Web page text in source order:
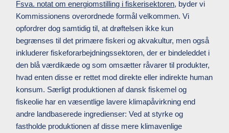
Fsva. notat om energiomstilling i fiskerisektoren, byder vi
Kommissionens overordnede formål velkommen. Vi
opfordrer dog samtidig til, at drøftelsen ikke kun
begrænses til det primære fiskeri og akvakultur, men også
inkluderer fiskeforarbejdningssektoren, der er bindeleddet i
den blå værdikæde og som omsætter råvarer til produkter,
hvad enten disse er rettet mod direkte eller indirekte human
konsum. Særligt produktionen af dansk fiskemel og
fiskeolie har en væsentlige lavere klimapåvirkning end
andre landbaserede ingredienser: Ved at styrke og
fastholde produktionen af disse mere klimavenlige